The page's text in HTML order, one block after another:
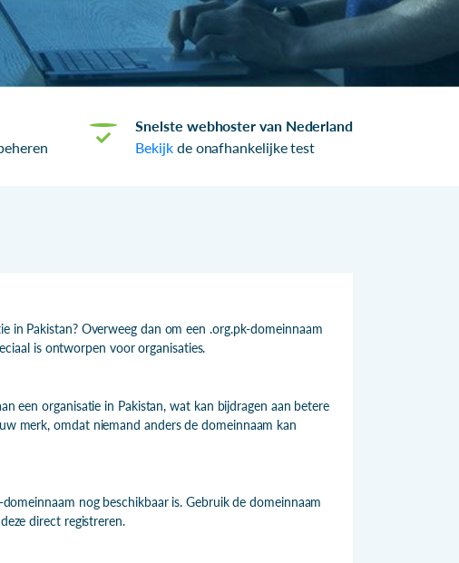
Snelste webhoster van Nederland
Bekijkde onafhankelijke test
in Pakistan? Overweeg dan om een .org.pk-domeinnaam
is ontworpen voor organisaties.
een organisatie in Pakistan, wat kan bijdragen aan betere
merk, omdat niemand anders de domeinnaam kan
nog beschikbaar is. Gebruik de domeinnaam
direct registreren.